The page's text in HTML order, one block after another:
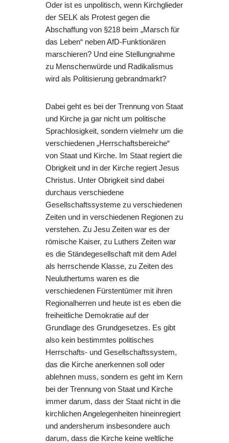
Oder ist es unpolitisch, wenn Kirchglieder
der SELK als Protest gegen die
Abschaffung von §218 beim „Marsch für
das Leben“ neben AfD-Funktionären
marschieren? Und eine Stellungnahme
zu Menschenwürde und Radikalismus
wird als Politisierung gebrandmarkt?
Dabei geht es bei der Trennung von Staat
und Kirche ja gar nicht um politische
Sprachlosigkeit, sondern vielmehr um die
verschiedenen „Herrschaftsbereiche“
von Staat und Kirche. Im Staat regiert die
Obrigkeit und in der Kirche regiert Jesus
Christus. Unter Obrigkeit sind dabei
durchaus verschiedene
Gesellschaftssysteme zu verschiedenen
Zeiten und in verschiedenen Regionen zu
verstehen. Zu Jesu Zeiten war es der
römische Kaiser, zu Luthers Zeiten war
es die Ständegesellschaft mit dem Adel
als herrschende Klasse, zu Zeiten des
Neuluthertums waren es die
verschiedenen Fürstentümer mit ihren
Regionalherren und heute ist es eben die
freiheitliche Demokratie auf der
Grundlage des Grundgesetzes. Es gibt
also kein bestimmtes politisches
Herrschafts- und Gesellschaftssystem,
das die Kirche anerkennen soll oder
ablehnen muss, sondern es geht im Kern
bei der Trennung von Staat und Kirche
immer darum, dass der Staat nicht in die
kirchlichen Angelegenheiten hineinregiert
und andersherum insbesondere auch
darum, dass die Kirche keine weltliche